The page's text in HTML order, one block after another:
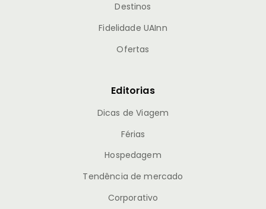
Destinos
Fidelidade UAInn
Ofertas
Editorias
Dicas de Viagem
Férias
Hospedagem
Tendência de mercado
Corporativo